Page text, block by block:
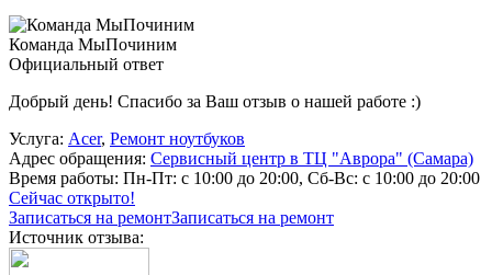
Команда МыПочиним
Официальный ответ
Добрый день! Спасибо за Ваш отзыв о нашей работе :)
Услуга: Acer, Ремонт ноутбуков
Адрес обращения: Сервисный центр в ТЦ "Аврора" (Самара)
Время работы: Пн-Пт: с 10:00 до 20:00, Сб-Вс: с 10:00 до 20:00
Сейчас открыто!
Записаться на ремонтЗаписаться на ремонт
Источник отзыва: